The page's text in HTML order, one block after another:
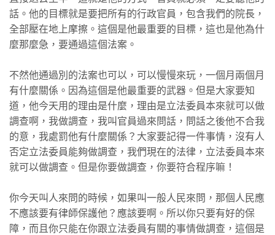
話。他的目標就是要把所有的行政官員，包含我們的院長，
全部壓在地上摩擦。這個是他最重要的目標，這也是他為什
麼那麼急，要通過這個法案。
不然他通過別的法案也可以，可以慢慢來玩，一個月兩個月
有什麼關係。因為這個是他最重要的武器。但是大家要知
道，他今天用的理由是什麼，理由是立法委員本來就可以做
調查啊，我做調查，我叫官員過來問話，問話之後他不合我
的意，我處罰他有什麼關係？大家要記得一件事情，沒有人
否定立法委員能夠做調查，我們現在的法律，立法委員本來
就可以做調查。但是你要做調查，你要符合程序嘛！
你今天叫人來問的時候，如果叫一般人民來問，那個人民應
不應該要有律師保護他？應該要啊。所以你只要有好的保
障，而且你只能在你跟立法委員有關的事情做調查，這個是